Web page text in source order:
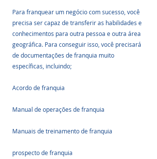
Para franquear um negócio com sucesso, você
precisa ser capaz de transferir as habilidades e
conhecimentos para outra pessoa e outra área
geográfica. Para conseguir isso, você precisará
de documentações de franquia muito
específicas, incluindo;
Acordo de franquia
Manual de operações de franquia
Manuais de treinamento de franquia
prospecto de franquia